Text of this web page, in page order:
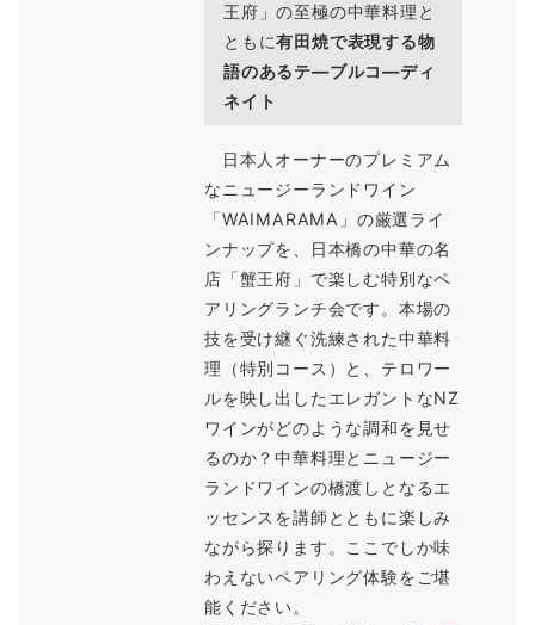
王府」の至極の中華料理と
ともに有田焼で表現する物
語のあるテ―ブルコ―ディ
ネイト
日本人オーナーのプレミアム
なニュージーランドワイン
「WAIMARAMA」の厳選ライ
ンナップを、日本橋の中華の名
店「蟹王府」で楽しむ特別なペ
アリングランチ会です。本場の
技を受け継ぐ洗練された中華料
理（特別コース）と、テロワー
ルを映し出したエレガントなNZ
ワインがどのような調和を見せ
るのか？中華料理とニュージー
ランドワインの橋渡しとなるエ
ッセンスを講師とともに楽しみ
ながら探ります。ここでしか味
わえないペアリング体験をご堪
能ください。